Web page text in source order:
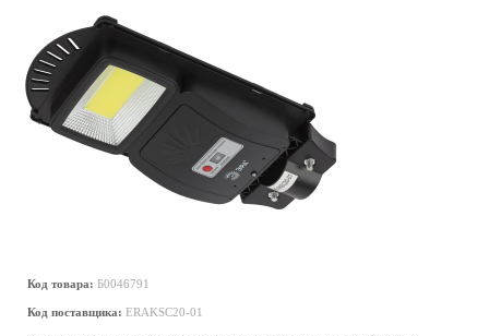
Код товара: Б0046791
Код поставщика: ERAKSC20-01